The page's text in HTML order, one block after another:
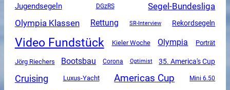
Jugendsegeln DGzRS
Segel-Bundesliga
Olympia Klassen
Rettung SR-Interview Rekordsegeln
Video Fundstück Kieler Woche Olympia Porträt
Jörg Riechers Bootsbau Corona Optimist 35. America's Cup
Cruising Luxus-Yacht Americas Cup Mini 6.50